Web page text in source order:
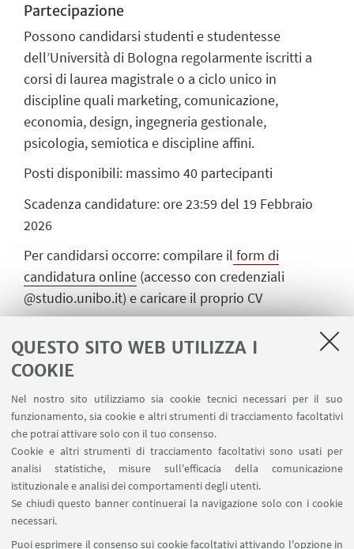
QUESTO SITO WEB UTILIZZA I
COOKIE
Nel nostro sito utilizziamo sia cookie tecnici necessari per il suo
funzionamento, sia cookie e altri strumenti di tracciamento facoltativi
che potrai attivare solo con il tuo consenso.
Cookie e altri strumenti di tracciamento facoltativi sono usati per
analisi statistiche, misure sull'efficacia della comunicazione
istituzionale e analisi dei comportamenti degli utenti.
Se chiudi questo banner continuerai la navigazione solo con i cookie
necessari.
Puoi esprimere il consenso sui cookie facoltativi attivando l'opzione in
Partecipazione
Possono candidarsistudenti e studentesse
dell’Università di Bologna regolarmente iscritti a
corsi di laurea magistrale o a ciclo unico in
discipline quali marketing, comunicazione,
economia, design, ingegneria gestionale,
psicologia, semiotica e discipline affini.
Posti disponibili: massimo 40 partecipanti
Scadenza candidature: ore 23:59 del 19 Febbraio
2026
Per candidarsi occorre:compilare il form di
candidatura online (accesso con credenziali
@studio.unibo.it) e caricare il proprio CV
AVVISO DI PARTECIPAZIONE - HACKATHON
EMPLOYER BRANDING & MARKETING X
AUTOMOBILI LAMBORGHINI